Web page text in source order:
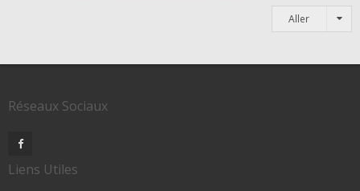
Aller
Réseaux Sociaux
Liens Utiles